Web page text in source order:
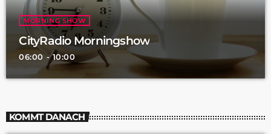
MORNING SHOW
CityRadio Morningshow
06:00 - 10:00
KOMMT DANACH